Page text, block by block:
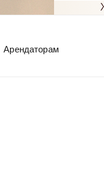
Арендаторам